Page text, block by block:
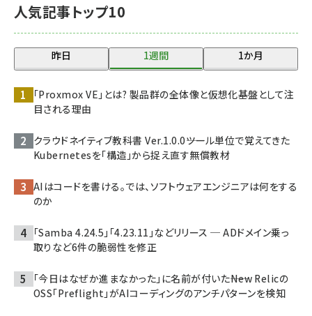
人気記事トップ10
昨日 1週間 1か月
「Proxmox VE」とは? 製品群の全体像と仮想化基盤として注
目される理由
クラウドネイティブ教科書 Ver.1.0.0――ツール単位で覚えてきた
Kubernetesを「構造」から捉え直す無償教材
AIはコードを書ける。では、ソフトウェアエンジニアは何をする
のか
「Samba 4.24.5」「4.23.11」などリリース ─ ADドメイン乗っ
取りなど6件の脆弱性を修正
「今日はなぜか進まなかった」に名前が付いた――New Relicの
OSS「Preflight」がAIコーディングのアンチパターンを検知